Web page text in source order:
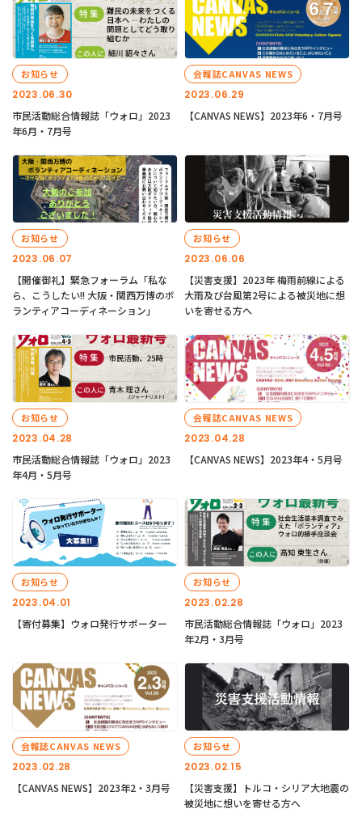
2023.06.30
お知らせ
市民活動総合情報誌「ウォロ」2023
年6月・7月号
2023.06.29
会報誌CANVAS NEWS
【CANVAS NEWS】2023年6・7月号
2023.06.07
お知らせ
【開催御礼】緊急フォーラム「私な
ら、こうしたい!! 大阪・関西万博のボ
ランティアコーディネーション」
2023.06.06
お知らせ
【災害支援】2023年 梅雨前線による
大雨及び台風第2号による被災地に想
いを寄せる方へ
2023.04.28
お知らせ
市民活動総合情報誌「ウォロ」2023
年4月・5月号
2023.04.28
会報誌CANVAS NEWS
【CANVAS NEWS】2023年4・5月号
2023.04.01
お知らせ
【寄付募集】ウォロ発行サポーター
2023.02.28
お知らせ
市民活動総合情報誌「ウォロ」2023
年2月・3月号
2023.02.28
会報誌CANVAS NEWS
【CANVAS NEWS】2023年2・3月号
2023.02.15
お知らせ
【災害支援】トルコ・シリア大地震の
被災地に想いを寄せる方へ